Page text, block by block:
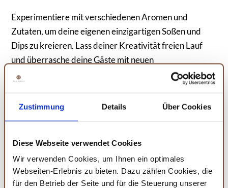
Zustimmung Details Über Cookies
Diese Webseite verwendet Cookies
Wir verwenden Cookies, um Ihnen ein optimales
Webseiten-Erlebnis zu bieten. Dazu zählen Cookies, die
für den Betrieb der Seite und für die Steuerung unserer
Experimentiere mit verschiedenen Aromen und
Zutaten, um deine eigenen einzigartigen Soßen und
Dips zu kreieren. Lass deiner Kreativität freien Lauf
und überrasche deine Gäste mit neuen
Geschmackserlebnissen! Bei wärmerem Wetter sind
auch kalte Soßen und Dips ideal, da sie für Erfrischung
sorgen und gleichzeitig das Geschmacksensemble an
Amazon
Vegan Grillen: Das Grillbuch mit veganen
Rezepten